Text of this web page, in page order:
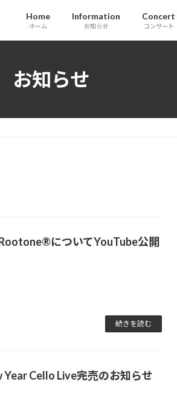
Home
ホーム
Information
お知らせ
Concert
コンサート
お知らせ
についてYouTube公開
続きを読む
Cello Live完売のお知らせ